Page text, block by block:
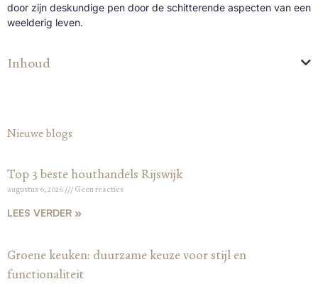
door zijn deskundige pen door de schitterende aspecten van een
weelderig leven.
Inhoud
Nieuwe blogs
Top 3 beste houthandels Rijswijk
augustus 6, 2026 Geen reacties
LEES VERDER »
Groene keuken: duurzame keuze voor stijl en
functionaliteit